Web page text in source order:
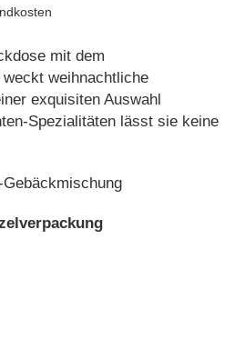
mit dem
weihnachtliche
exquisiten Auswahl
Spezialitäten lässt sie keine
Gebäckmischung